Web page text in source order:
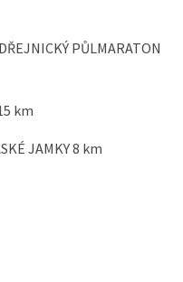
PŮLMARATON
km
JAMKY 8 km